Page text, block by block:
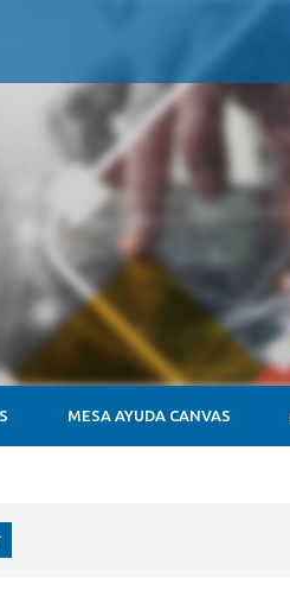
MESA AYUDA CANVAS